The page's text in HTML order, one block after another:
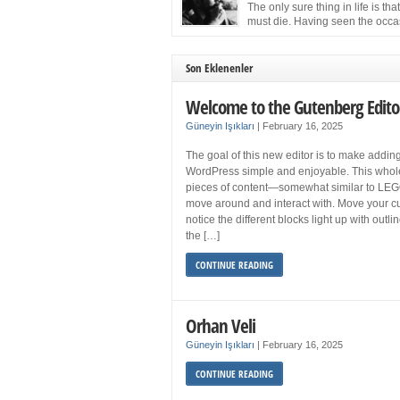
and still feel fatigued when your […]
The only sure thing in life is that
must die. Having seen the
the Cuban Revolution would succumb to that
Son Eklenenler
Welcome to the Gutenberg
Güneyin Işıkları February 16, 2025
The goal of this new editor is to make
WordPress simple and enjoyable. This
pieces of content—somewhat similar to
move around and interact with. Move your
notice the different blocks light up with
the […]
CONTINUE READING
Orhan Veli
Güneyin Işıkları February 16, 2025
CONTINUE READING